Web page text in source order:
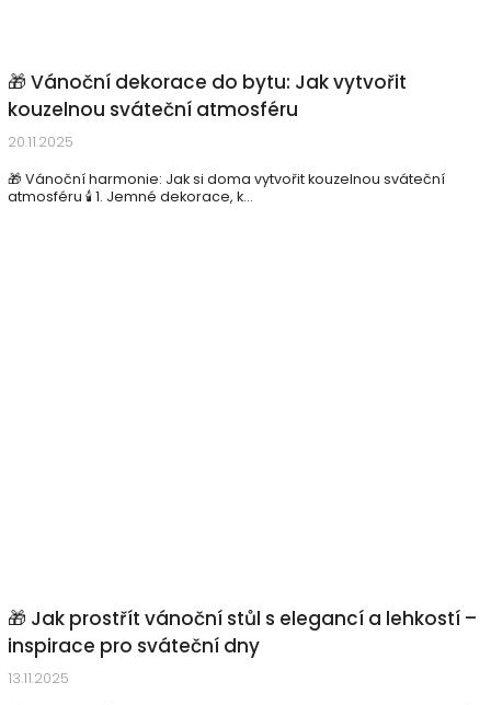
🎁 Vánoční dekorace do bytu: Jak vytvořit
kouzelnou sváteční atmosféru
20.11.2025
🎁 Vánoční harmonie: Jak si doma vytvořit kouzelnou sváteční
atmosféru 🕯️ 1. Jemné dekorace, k...
🎁 Jak prostřít vánoční stůl s elegancí a lehkostí –
inspirace pro sváteční dny
13.11.2025